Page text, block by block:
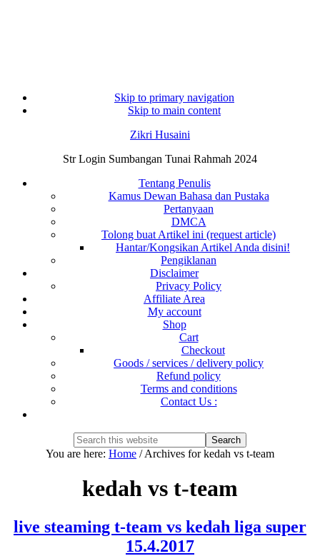
Skip to primary navigation
Skip to main content
Zikri Husaini
Str Login Sumbangan Tunai Rahmah 2024
Tentang Penulis
Kamus Dewan Bahasa dan Pustaka
Pertanyaan
DMCA
Tolong buat Artikel ini (request article)
Hantar/Kongsikan Artikel Anda disini!
Pengiklanan
Disclaimer
Privacy Policy
Affiliate Area
My account
Shop
Cart
Checkout
Goods / services / delivery policy
Refund policy
Terms and conditions
Contact Us :
Search
this
Hide
You are here: Home /Archives for kedah vs t-team
kedah vs t-team
live steaming t-team vs kedah liga super
15.4.2017